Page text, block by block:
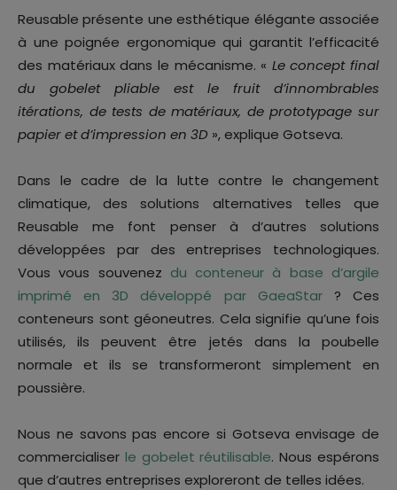
Reusable présente une esthétique élégante associée
à une poignée ergonomique qui garantit l’efficacité
des matériaux dans le mécanisme. « Le concept final
du gobelet pliable est le fruit d’innombrables
itérations, de tests de matériaux, de prototypage sur
papier et d’impression en 3D », explique Gotseva.
Dans le cadre de la lutte contre le changement
climatique, des solutions alternatives telles que
Reusable me font penser à d’autres solutions
développées par des entreprises technologiques.
Vous vous souvenez du conteneur à base d’argile
imprimé en 3D développé par GaeaStar? Ces
conteneurs sont géoneutres. Cela signifie qu’une fois
utilisés, ils peuvent être jetés dans la poubelle
normale et ils se transformeront simplement en
poussière.
Nous ne savons pas encore si Gotseva envisage de
commercialiser le gobelet réutilisable. Nous espérons
que d’autres entreprises exploreront de telles idées.